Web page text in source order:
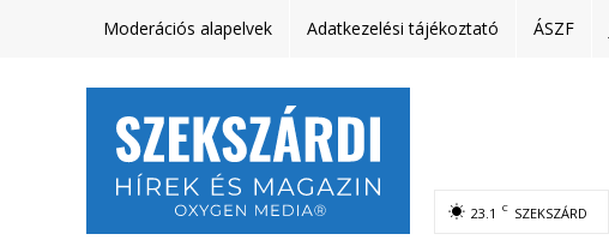
Moderációs alapelvek Adatkezelési tájékoztató ÁSZF
23.1 C SZEKSZÁRD